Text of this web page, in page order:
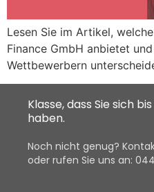
Lesen Sie im Artikel,
Finance GmbH anbietet
Wettbewerbern
Klasse, dass Sie sich
haben.
Noch nicht genug?
oder rufen Sie uns an: